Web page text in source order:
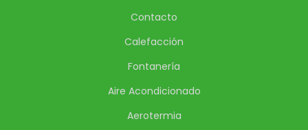
Contacto
Calefacción
Fontanería
Aire Acondicionado
Aerotermia